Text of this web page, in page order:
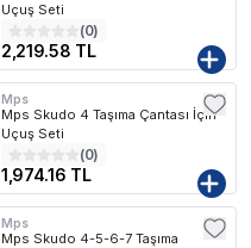
Uçuş Seti
(0)
2,219.58 TL
Mps
Mps Skudo 4 Taşıma Çantası İçin
Uçuş Seti
(0)
1,974.16 TL
Mps
Mps Skudo 4-5-6-7 Taşıma